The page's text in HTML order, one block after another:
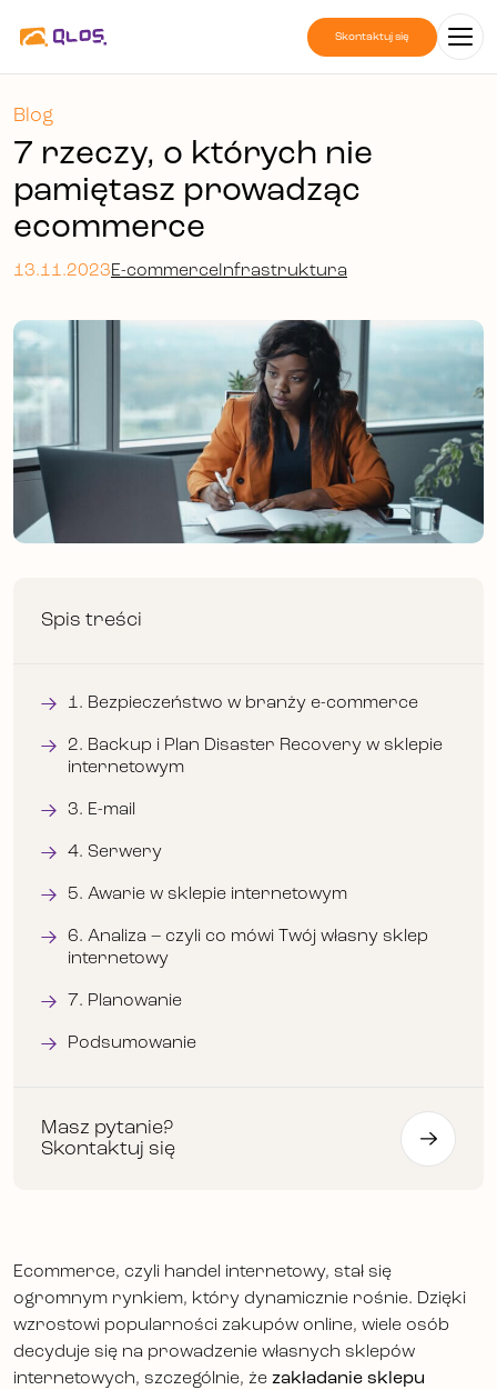
Skontaktuj się
Blog
7 rzeczy, o których nie
pamiętasz prowadząc
ecommerce
13.11.2023E-commerceInfrastruktura
Spis treści
1. Bezpieczeństwo w branży e-commerce
2. Backup i Plan Disaster Recovery w sklepie
internetowym
3. E-mail
4. Serwery
5. Awarie w sklepie internetowym
6. Analiza – czyli co mówi Twój własny sklep
internetowy
7. Planowanie
Podsumowanie
Masz pytanie?
Skontaktuj się
Ecommerce, czyli handel internetowy, stał się
ogromnym rynkiem, który dynamicznie rośnie. Dzięki
wzrostowi popularności zakupów online, wiele osób
decyduje się na prowadzenie własnych sklepów
internetowych, szczególnie, że zakładanie sklepu